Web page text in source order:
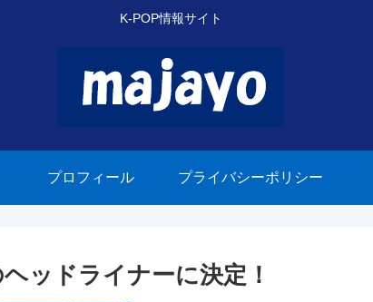
K-POP情報サイト
プロフィール プライバシーポリシー
ッドライナーに決定！